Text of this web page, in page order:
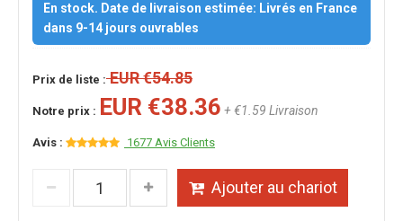
En stock. Date de livraison estimée: Livrés en France
dans 9-14 jours ouvrables
Prix de liste :EUR €54.85
Notre prix : EUR €38.36 + €1.59 Livraison
Avis : 1677 Avis Clients
Ajouter au chariot